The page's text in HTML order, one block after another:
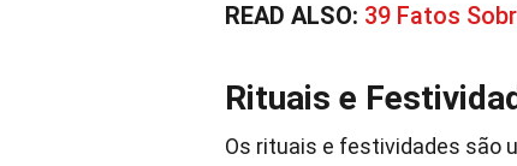
READ ALSO: 39 Fatos
Rituais e
Os rituais e festividades são